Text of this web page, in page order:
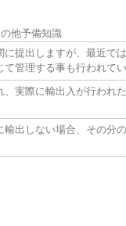
他予備知識
提出しますが、最近で
管理する事も行われてい
実際に輸出入が行われ
出しない場合、その分